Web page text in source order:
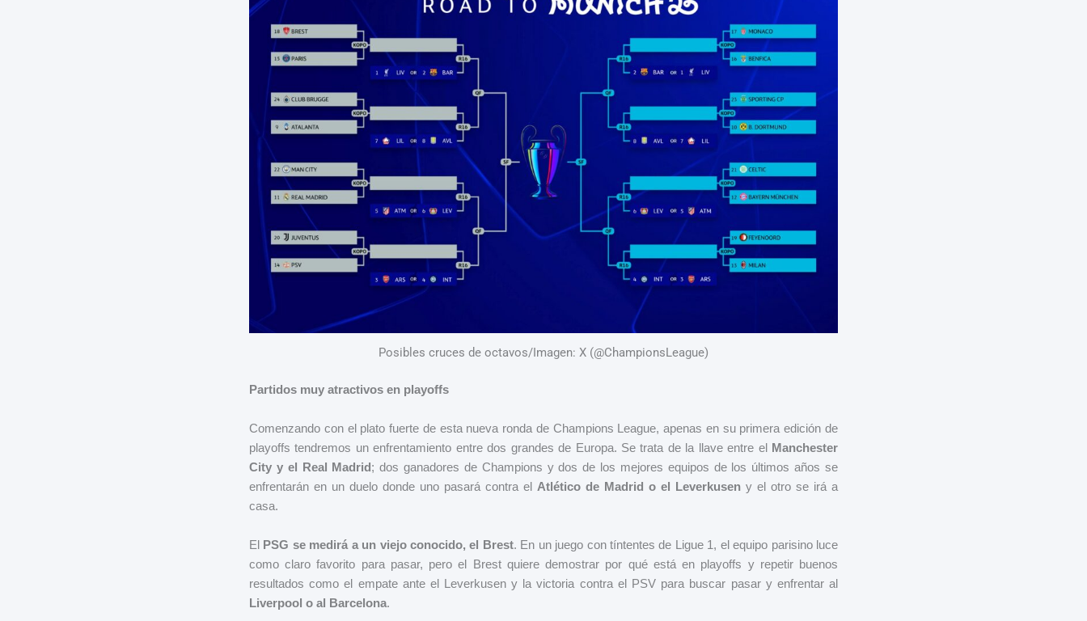
Posibles cruces de octavos/Imagen: X (@ChampionsLeague)
Partidos muy atractivos en playoffs
Comenzando con el plato fuerte de esta nueva ronda de Champions League, apenas en su primera edición de
playoffs tendremos un enfrentamiento entre dos grandes de Europa. Se trata de la llave entre el Manchester
City y el Real Madrid; dos ganadores de Champions y dos de los mejores equipos de los últimos años se
enfrentarán en un duelo donde uno pasará contra el Atlético de Madrid o el Leverkusen y el otro se irá a
casa.
El PSG se medirá a un viejo conocido, el Brest. En un juego con tíntentes de Ligue 1, el equipo parisino luce
como claro favorito para pasar, pero el Brest quiere demostrar por qué está en playoffs y repetir buenos
resultados como el empate ante el Leverkusen y la victoria contra el PSV para buscar pasar y enfrentar al
Liverpool o al Barcelona.